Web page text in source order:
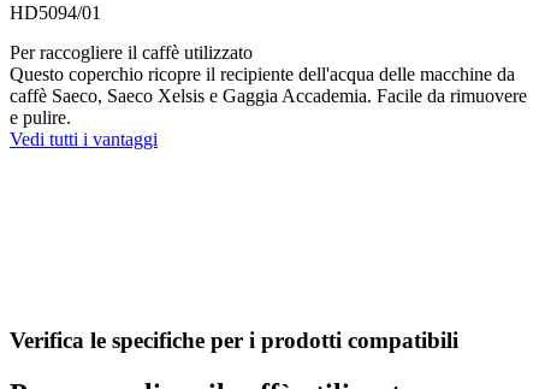
HD5094/01
Per raccogliere il caffè utilizzato
Questo coperchio ricopre il recipiente dell'acqua delle macchine da
caffè Saeco, Saeco Xelsis e Gaggia Accademia. Facile da rimuovere
e pulire.
Vedi tutti i vantaggi
Verifica le specifiche per i prodotti compatibili